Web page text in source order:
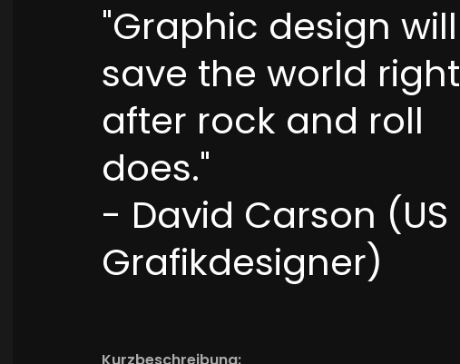
"Graphic design will
save the world right
after rock and roll
does."
- David Carson (US
Grafikdesigner)